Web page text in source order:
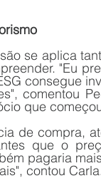
se aplica
"Eu
consegue
comentou
que
de compra,
que o
pagaria
contou